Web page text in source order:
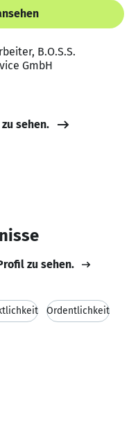
B.O.S.S.
GmbH
sehen.
zu sehen.
Ordentlichkeit